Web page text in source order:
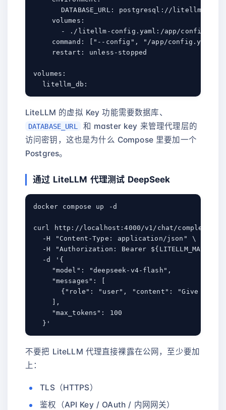
DATABASE_URL: postgresql://
    volumes:
- ./litellm-config.yaml:/app/
command: ["--config", "/app/config.yaml",
    restart: unless-stopped
volumes:
LiteLLM 的虚拟 Key 功能需要数据库、
DATABASE_URL
和 master key 来管理代理层的
访问密钥，这也是为什么 Compose 里要加一个
Postgres。
通过 LiteLLM 代理测试 DeepSeek
docker compose up -d
curl http://localhost:4000/v1/chat/
  -H "Content-Type: application/json" \
-H "Authorization: Bearer
  -d '{
    "model": "deepseek-v4-flash",
    "messages": [
{"role": "user", "content": "Give me
    ],
    "max_tokens": 100
不要把 LiteLLM 代理直接裸露在公网，至少要加
上：
TLS（HTTPS）
鉴权（API Key / OAuth / 内网网关）